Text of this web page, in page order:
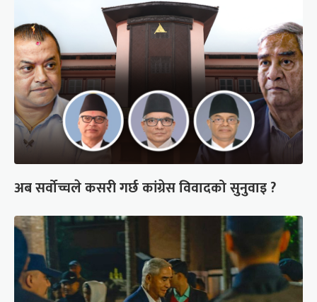
अब सर्वोच्चले कसरी गर्छ कांग्रेस विवादको सुनुवाइ ?